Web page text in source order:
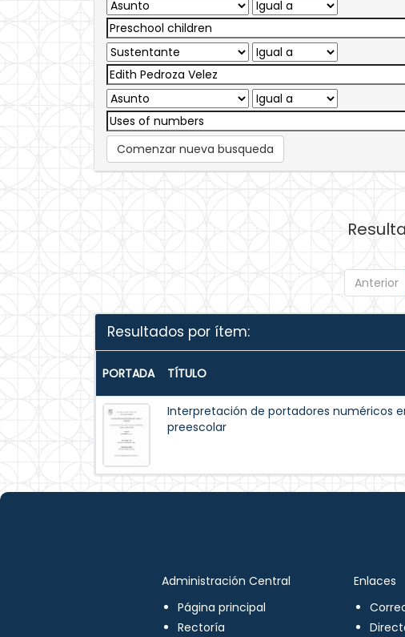
Comenzar nueva busqueda
Anterior
Resultados por ítem:
PORTADA TÍTULO
Interpretación de portadores numéricos
preescolar
Administración Central
Página principal
Rectoría
Enlaces